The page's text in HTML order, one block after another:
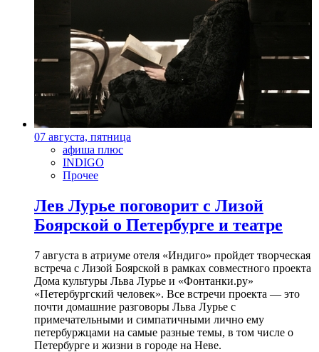
07 августа, пятница
афиша плюс
INDIGO
Прочее
Лев Лурье поговорит с Лизой
Боярской о Петербурге и театре
7 августа в атриуме отеля «Индиго» пройдет творческая
встреча с Лизой Боярской в рамках совместного проекта
Дома культуры Льва Лурье и «Фонтанки.ру»
«Петербургский человек». Все встречи проекта — это
почти домашние разговоры Льва Лурье с
примечательными и симпатичными лично ему
петербуржцами на самые разные темы, в том числе о
Петербурге и жизни в городе на Неве.